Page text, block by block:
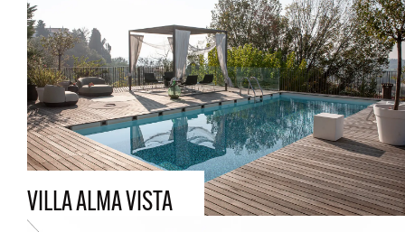
VILLA ALMA VISTA